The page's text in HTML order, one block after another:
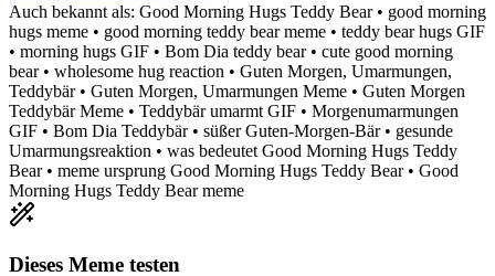
Auch bekannt als: Good Morning Hugs Teddy Bear • good morning
hugs meme • good morning teddy bear meme • teddy bear hugs GIF
• morning hugs GIF • Bom Dia teddy bear • cute good morning
bear • wholesome hug reaction • Guten Morgen, Umarmungen,
Teddybär • Guten Morgen, Umarmungen Meme • Guten Morgen
Teddybär Meme • Teddybär umarmt GIF • Morgenumarmungen
GIF • Bom Dia Teddybär • süßer Guten-Morgen-Bär • gesunde
Umarmungsreaktion • was bedeutet Good Morning Hugs Teddy
Bear • meme ursprung Good Morning Hugs Teddy Bear • Good
Morning Hugs Teddy Bear meme
Dieses Meme testen